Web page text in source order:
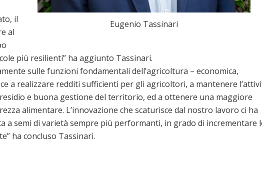
Eugenio Tassinari
il
al
più resilienti” ha aggiunto Tassinari.
sulle funzioni fondamentali dell’agricoltura – economica,
a realizzare redditi sufficienti per gli agricoltori, a mantenere
e buona gestione del territorio, ed a ottenere una maggiore
alimentare. L’innovazione che scaturisce dal nostro lavoro ci ha
a semi di varietà sempre più performanti, in grado di incrementare
ha concluso Tassinari.